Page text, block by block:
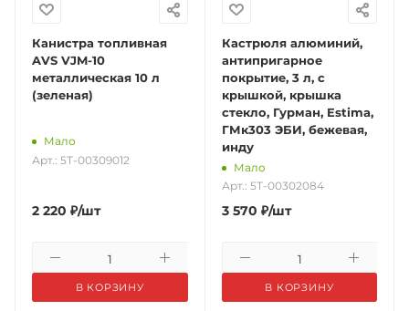
Канистра топливная
AVS VJM-10
металлическая 10 л
(зеленая)
Мало
Арт.: 5Т-00309012
2 220 ₽/шт
В КОРЗИНУ
Кастрюля алюминий,
антипригарное
покрытие, 3 л, с
крышкой, крышка
стекло, Гурман, Estima,
ГМк303 ЭБИ, бежевая,
инду
Мало
Арт.: 5Т-00302084
3 570 ₽/шт
В КОРЗИНУ